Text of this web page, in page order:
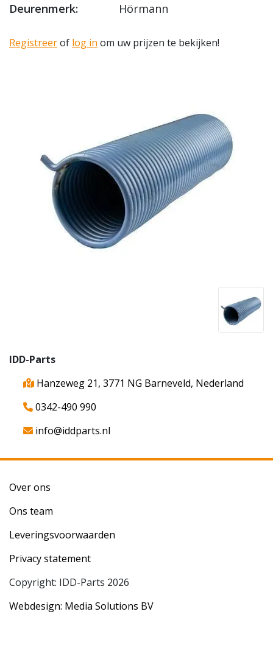
Deurenmerk:
Hörmann
Registreerof log in om uw prijzen te bekijken!
IDD-Parts
Hanzeweg 21, 3771 NG Barneveld, Nederland
0342-490 990
info@iddparts.nl
Over ons
Ons team
Leveringsvoorwaarden
Privacy statement
Copyright: IDD-Parts 2026
Webdesign: Media Solutions BV